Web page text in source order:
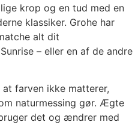
krop og en tud med en
klassiker. Grohe har
alt dit
– eller en af de andre
farven ikke matterer,
naturmessing gør. Ægte
det og ændrer med